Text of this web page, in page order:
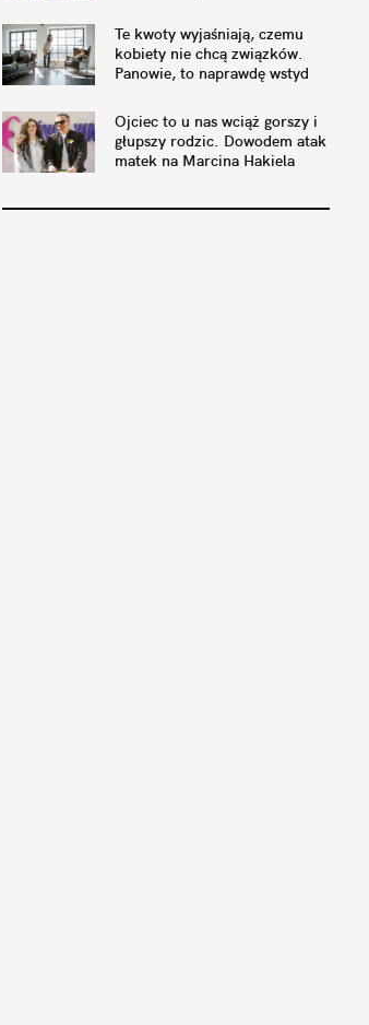
Te kwoty wyjaśniają, czemu
kobiety nie chcą związków.
Panowie, to naprawdę wstyd
Ojciec to u nas wciąż gorszy i
głupszy rodzic. Dowodem atak
matek na Marcina Hakiela